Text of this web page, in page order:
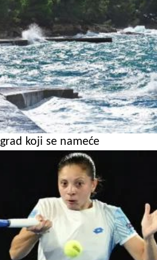
koji se nameće